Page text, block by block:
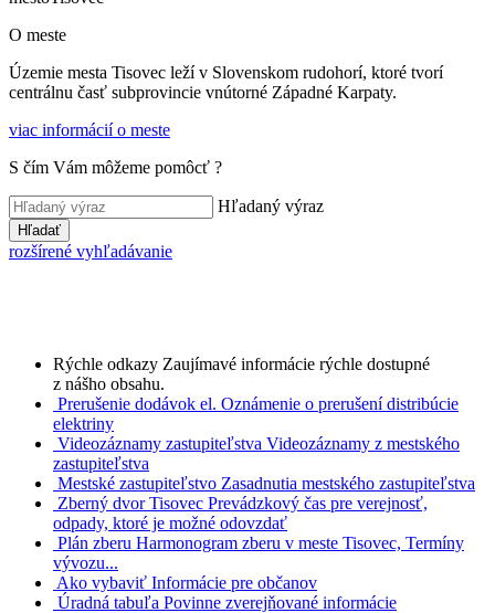
O meste
Územie mesta Tisovec leží v Slovenskom rudohorí, ktoré tvorí
centrálnu časť subprovincie vnútorné Západné Karpaty.
viac informácií o meste
S čím Vám môžeme pomôcť ?
Hľadaný výraz
Hľadať
rozšírené vyhľadávanie
Rýchle odkazy Zaujímavé informácie rýchle dostupné
z nášho obsahu.
Prerušenie dodávok el. Oznámenie o prerušení distribúcie
elektriny
Videozáznamy zastupiteľstva Videozáznamy z mestského
zastupiteľstva
Mestské zastupiteľstvo Zasadnutia mestského zastupiteľstva
Zberný dvor Tisovec Prevádzkový čas pre verejnosť,
odpady, ktoré je možné odovzdať
Plán zberu Harmonogram zberu v meste Tisovec, Termíny
vývozu...
Ako vybaviť Informácie pre občanov
Úradná tabuľa Povinne zverejňované informácie